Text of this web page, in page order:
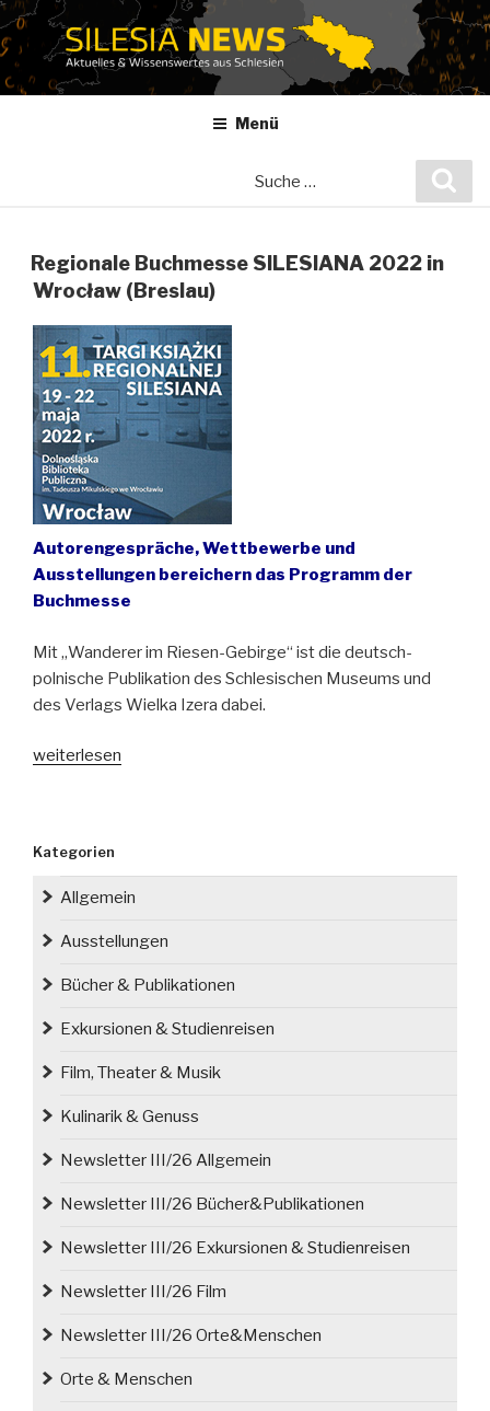
Zum
Inhalt
springen
Menü
Regionale Buchmesse SILESIANA 2022 in
Wrocław (Breslau)
Autorengespräche, Wettbewerbe und
Ausstellungen bereichern das Programm der
Buchmesse
Mit „Wanderer im Riesen-Gebirge“ ist die deutsch-
polnische Publikation des Schlesischen Museums und
des Verlags Wielka Izera dabei.
„Regionale
in
Wrocław
weiterlesen
Kategorien
Allgemein
Ausstellungen
Bücher & Publikationen
Exkursionen & Studienreisen
Film, Theater & Musik
Kulinarik & Genuss
Newsletter III/26 Allgemein
Newsletter III/26 Bücher&Publikationen
Newsletter III/26 Exkursionen & Studienreisen
Newsletter III/26 Film
Newsletter III/26 Orte&Menschen
Orte & Menschen